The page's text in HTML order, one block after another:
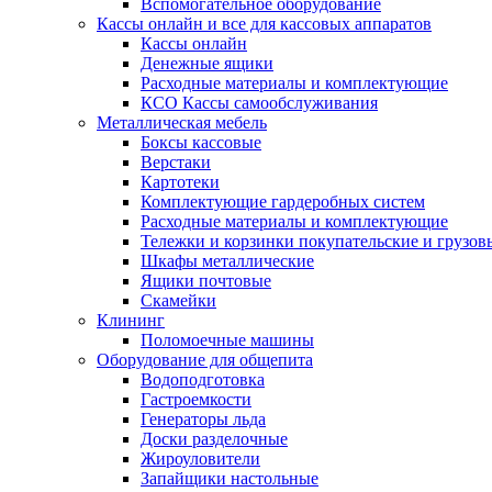
Вспомогательное оборудование
Кассы онлайн и все для кассовых аппаратов
Кассы онлайн
Денежные ящики
Расходные материалы и комплектующие
КСО Кассы самообслуживания
Металлическая мебель
Боксы кассовые
Верстаки
Картотеки
Комплектующие гардеробных систем
Расходные материалы и комплектующие
Тележки и корзинки покупательские и
Шкафы металлические
Ящики почтовые
Скамейки
Клининг
Поломоечные машины
Оборудование для общепита
Водоподготовка
Гастроемкости
Генераторы льда
Доски разделочные
Жироуловители
Запайщики настольные